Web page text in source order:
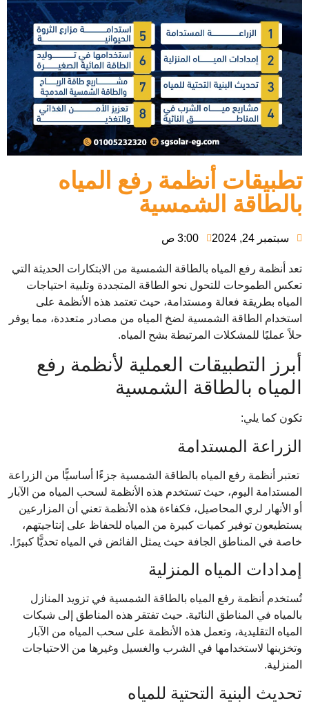
تطبيقات أنظمة رفع المياه
بالطاقة الشمسية
سبتمبر 24, 2024 3:00 ص
تعد أنظمة رفع المياه بالطاقة الشمسية من الابتكارات الحديثة التي
تعكس الطموحات للتحول نحو الطاقة المتجددة وتلبية احتياجات
المياه بطريقة فعالة ومستدامة، حيث تعتمد هذه الأنظمة على
استخدام الطاقة الشمسية لضخ المياه من مصادر متعددة، مما يوفر
حلاً عمليًا للمشكلات المرتبطة بشح المياه.
أبرز التطبيقات العملية لأنظمة رفع
المياه بالطاقة الشمسية
تكون كما يلي:
الزراعة المستدامة
تعتبر أنظمة رفع المياه بالطاقة الشمسية جزءًا أساسيًّا من الزراعة
المستدامة اليوم، حيث تستخدم هذه الأنظمة لسحب المياه من الآبار
أو الأنهار لري المحاصيل، فكفاءة هذه الأنظمة تعني أن المزارعين
يستطيعون توفير كميات كبيرة من المياه للحفاظ على إنتاجيتهم،
خاصة في المناطق الجافة حيث يمثل الفائض في المياه تحديًّا كبيرًا.
إمدادات المياه المنزلية
تُستخدم أنظمة رفع المياه بالطاقة الشمسية في تزويد المنازل
بالمياه في المناطق النائية. حيث تفتقر هذه المناطق إلى شبكات
المياه التقليدية، وتعمل هذه الأنظمة على سحب المياه من الآبار
وتخزينها لاستخدامها في الشرب والغسيل وغيرها من الاحتياجات
المنزلية.
تحديث البنية التحتية للمياه